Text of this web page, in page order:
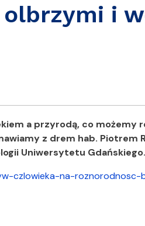
i
a przyrodą, co możemy
z drem hab. Piotrem
Uniwersytetu Gdańskiego.
czlowieka-na-